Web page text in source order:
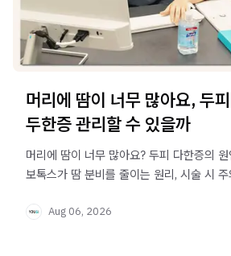
머리에 땀이 너무 많아요, 두
두한증 관리할 수 있을까
머리에 땀이 너무 많아요? 두피 다한증의 원
보톡스가 땀 분비를 줄이는 원리, 시술 시
Aug 06, 2026